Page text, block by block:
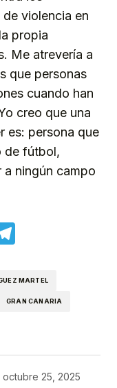
violencia en
propia
Me atrevería a
que personas
cuando han
creo que una
es: persona que
de fútbol,
a ningún campo
MARTEL
GRAN CANARIA
octubre 25, 2025